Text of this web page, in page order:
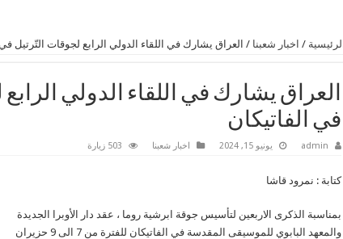
الرئيسية / اخبار شعبنا / العراق يشارك في اللقاء الدولي الرابع لجوقات التّرتيل في
العراق يشارك في اللقاء الدولي
في الفاتيكان
admin يونيو 15, 2024 اخبار شعبنا 503 زيارة
كتابة : نمرود قاشا
بمناسبة الذكرى الاربعين لتأسيس جوقة ابرشية روما ، عقد دار الأوبرا الجديدة
والمعهد البابوي للموسيقى المقدسة في الفاتيكان للفترة من 7 الى 9 حزيران